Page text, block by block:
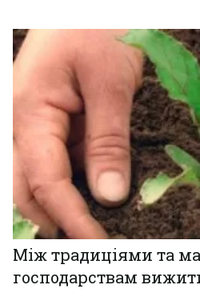
Між традиціями та
господарствам